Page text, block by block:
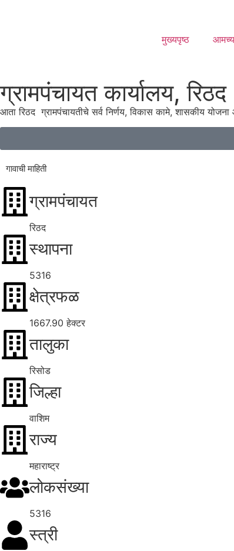
मुख्यपृष्ठ
ग्रामपंचायत कार्यालय, रिठद
आता रिठद ग्रामपंचायतीचे सर्व निर्णय, विकास कामे, शासकीय
गावाची माहिती
ग्रामपंचायत
रिठद
स्थापना
5316
क्षेत्रफळ
1667.90 हेक्टर
तालुका
रिसोड
जिल्हा
वाशिम
राज्य
महाराष्ट्र
लोकसंख्या
5316
स्त्री